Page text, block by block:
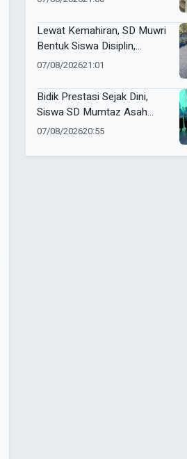
Lewat Kemahiran, SD Muwri
Bentuk Siswa Disiplin,
Mandiri, dan Bertanggung
07/08/202621:01
Bidik Prestasi Sejak Dini,
Siswa SD Mumtaz Asah
Fokus Lewat Talent Panahan
07/08/202620:55